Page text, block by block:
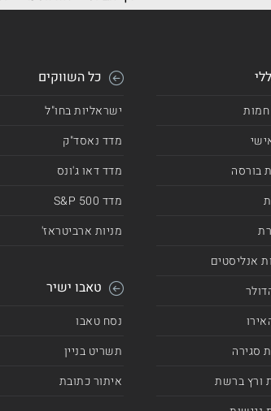
חמות
בורסה
אנליסטים
סגירה
ורץ ברשת
כל השווקים
ישראליות בחו"ל
מדד נאסד"ק
מדד דאו ג'ונס
מדד 500 S&P
מניות ארביטראז'
טאבו ישיר
נסח טאבו
תשריט בניין
איתור כתובת